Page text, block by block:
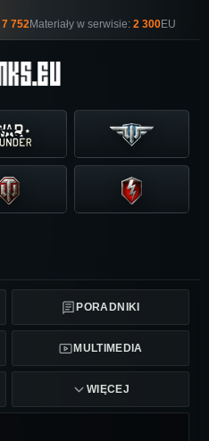
7 752Materiały w serwisie: 2 300EU
PORADNIKI
MULTIMEDIA
WIĘCEJ